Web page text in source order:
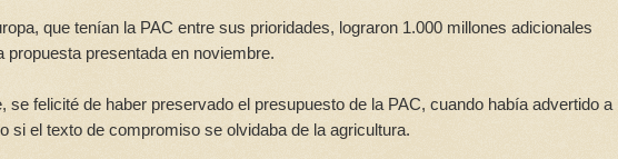
que tenían la PAC entre sus prioridades, lograron 1.000 millones adicionales
presentada en noviembre.
se felicité de haber preservado el presupuesto de la PAC, cuando había advertido a
si el texto de compromiso se olvidaba de la agricultura.